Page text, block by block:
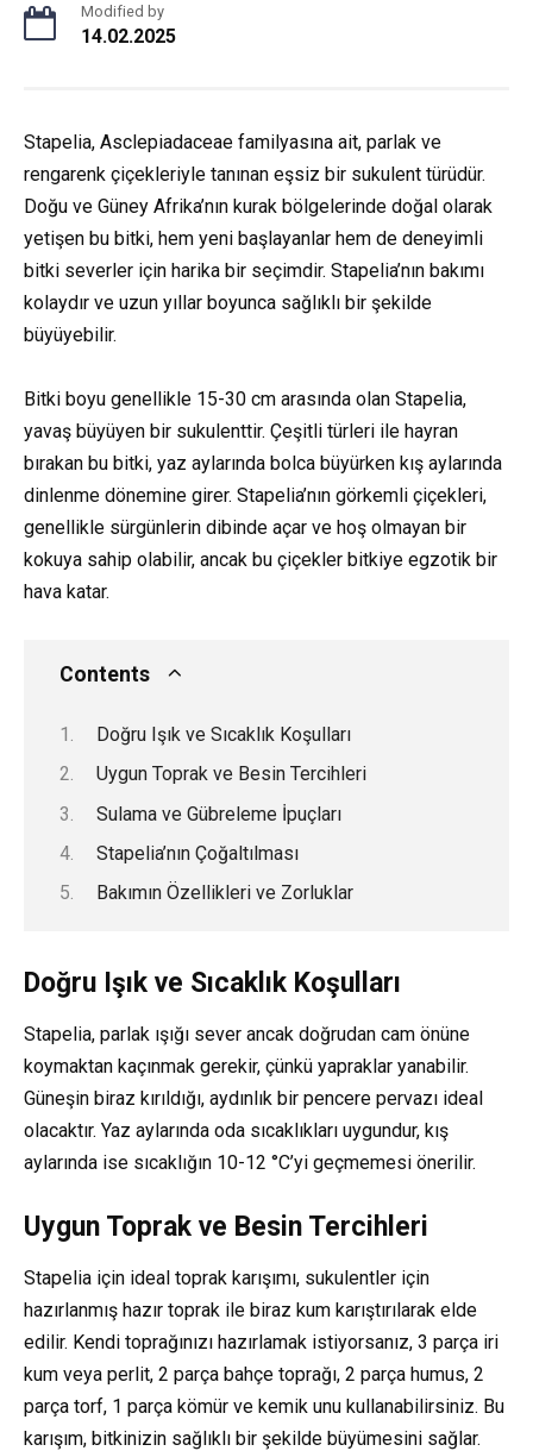
Modified by
14.02.2025
Stapelia, Asclepiadaceae familyasına ait, parlak ve
rengarenk çiçekleriyle tanınan eşsiz bir sukulent türüdür.
Doğu ve Güney Afrika’nın kurak bölgelerinde doğal olarak
yetişen bu bitki, hem yeni başlayanlar hem de deneyimli
bitki severler için harika bir seçimdir. Stapelia’nın bakımı
kolaydır ve uzun yıllar boyunca sağlıklı bir şekilde
büyüyebilir.
Bitki boyu genellikle 15-30 cm arasında olan Stapelia,
yavaş büyüyen bir sukulenttir. Çeşitli türleri ile hayran
bırakan bu bitki, yaz aylarında bolca büyürken kış aylarında
dinlenme dönemine girer. Stapelia’nın görkemli çiçekleri,
genellikle sürgünlerin dibinde açar ve hoş olmayan bir
kokuya sahip olabilir, ancak bu çiçekler bitkiye egzotik bir
hava katar.
Contents
Doğru Işık ve Sıcaklık Koşulları
Uygun Toprak ve Besin Tercihleri
Sulama ve Gübreleme İpuçları
Stapelia’nın Çoğaltılması
Bakımın Özellikleri ve Zorluklar
Doğru Işık ve Sıcaklık Koşulları
Stapelia, parlak ışığı sever ancak doğrudan cam önüne
koymaktan kaçınmak gerekir, çünkü yapraklar yanabilir.
Güneşin biraz kırıldığı, aydınlık bir pencere pervazı ideal
olacaktır. Yaz aylarında oda sıcaklıkları uygundur, kış
aylarında ise sıcaklığın 10-12 °C’yi geçmemesi önerilir.
Uygun Toprak ve Besin Tercihleri
Stapelia için ideal toprak karışımı, sukulentler için
hazırlanmış hazır toprak ile biraz kum karıştırılarak elde
edilir. Kendi toprağınızı hazırlamak istiyorsanız, 3 parça iri
kum veya perlit, 2 parça bahçe toprağı, 2 parça humus, 2
parça torf, 1 parça kömür ve kemik unu kullanabilirsiniz. Bu
karışım, bitkinizin sağlıklı bir şekilde büyümesini sağlar.